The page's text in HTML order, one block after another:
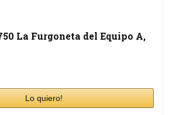
La Furgoneta del Equipo A,
Lo quiero!